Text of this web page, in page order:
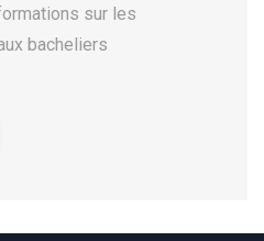
sur les
bacheliers